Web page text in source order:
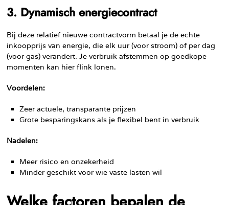
3. Dynamisch energiecontract
Bij deze relatief nieuwe contractvorm betaal je de echte
inkoopprijs van energie, die elk uur (voor stroom) of per dag
(voor gas) verandert. Je verbruik afstemmen op goedkope
momenten kan hier flink lonen.
Voordelen:
Zeer actuele, transparante prijzen
Grote besparingskans als je flexibel bent in verbruik
Nadelen:
Meer risico en onzekerheid
Minder geschikt voor wie vaste lasten wil